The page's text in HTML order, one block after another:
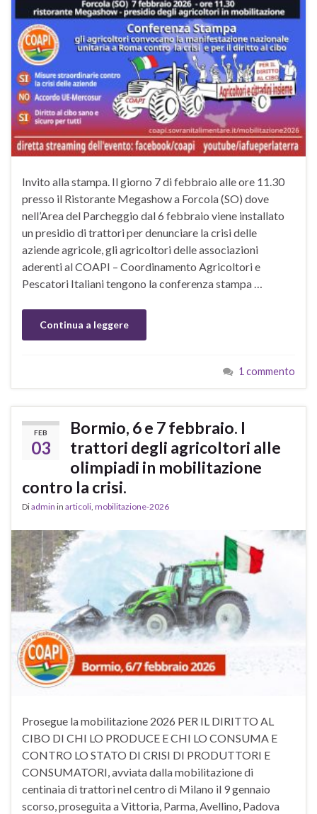
Invito alla stampa. Il giorno 7 di febbraio alle ore 11.30
presso il Ristorante Megashow a Forcola (SO) dove
nell’Area del Parcheggio dal 6 febbraio viene installato
un presidio di trattori per denunciare la crisi delle
aziende agricole, gli agricoltori delle associazioni
aderenti al COAPI – Coordinamento Agricoltori e
Pescatori Italiani tengono la conferenza stampa …
Continua a leggere
1 commento
FEB
03
Bormio, 6 e 7 febbraio. I
trattori degli agricoltori alle
olimpiadi in mobilitazione
contro la crisi.
Diadmin in articoli mobilitazione-2026
Prosegue la mobilitazione 2026 PER IL DIRITTO AL
CIBO DI CHI LO PRODUCE E CHI LO CONSUMA E
CONTRO LO STATO DI CRISI DI PRODUTTORI E
CONSUMATORI, avviata dalla mobilitazione di
centinaia di trattori nel centro di Milano il 9 gennaio
scorso, proseguita a Vittoria, Parma, Avellino, Padova